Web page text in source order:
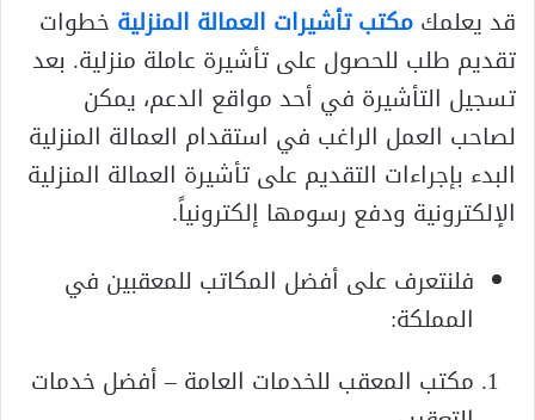
قد يعلمكمكتب تأشيرات العمالة المنزلية خطوات
تقديم طلب للحصول على تأشيرة عاملة منزلية. بعد
تسجيل التأشيرة في أحد مواقع الدعم، يمكن
لصاحب العمل الراغب في استقدام العمالة المنزلية
البدء بإجراءات التقديم على تأشيرة العمالة المنزلية
الإلكترونية ودفع رسومها إلكترونياً.
فلنتعرف على أفضل المكاتب للمعقبين في
المملكة:
مكتب المعقب للخدمات العامة – أفضل خدمات